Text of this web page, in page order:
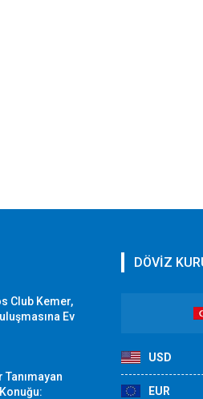
Club Kemer,
Ev
Tanımayan
DÖVİZ
USD
EUR